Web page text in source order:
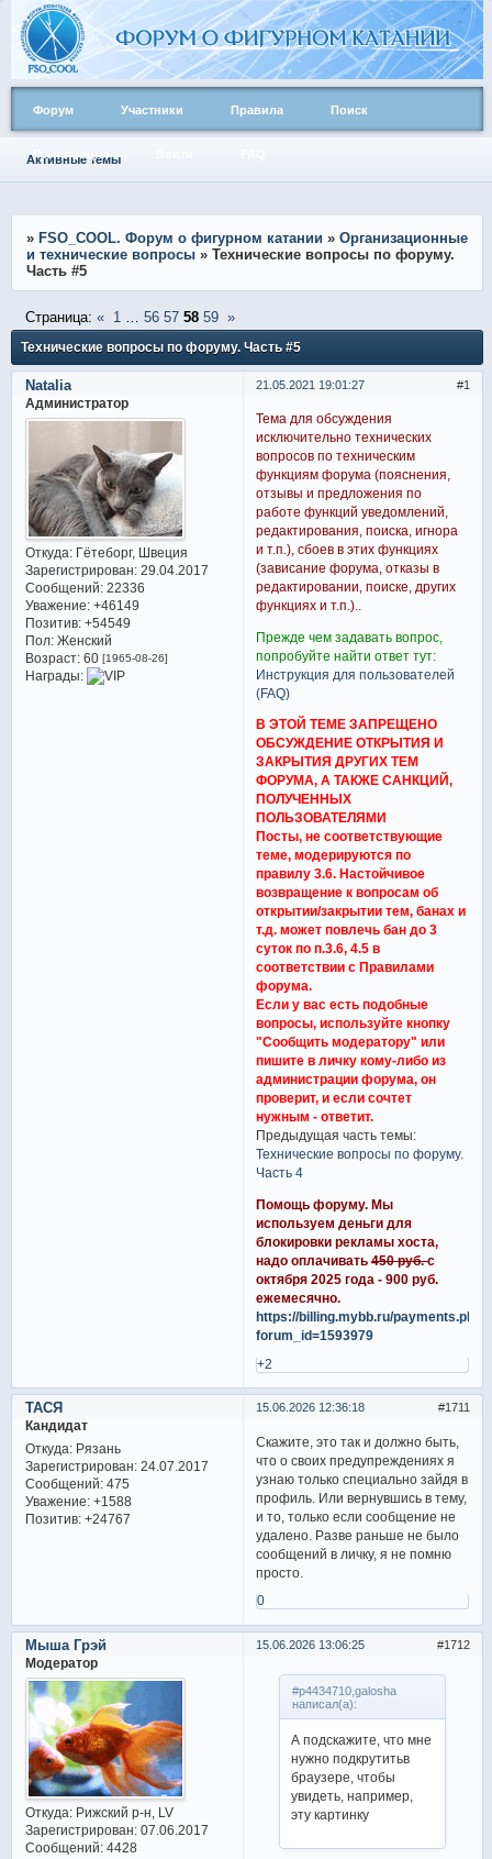
Форум Участники Правила Поиск
Активные темы
» FSO_COOL. Форум о фигурном катании » Организационные
и технические вопросы » Технические вопросы по форуму.
Часть #5
Технические вопросы по форуму. Часть #5
Страница: « 1 56 57 58 59 »
1
21.05.2021 19:01:27
Natalia
Администратор
Откуда:Гётеборг, Швеция
Зарегистрирован: 29.04.2017
Сообщений:22336
Уважение: +46149
Позитив: +54549
Пол:Женский
Возраст:60 [1965-08-26]
Награды:
Тема для обсуждения
исключительно технических
вопросов по техническим
функциям форума (пояснения,
отзывы и предложения по
работе функций уведомлений,
редактирования, поиска, игнора
и т.п.), сбоев в этих функциях
(зависание форума, отказы в
редактировании, поиске, других
функциях и т.п.).
Прежде чем задавать вопрос,
попробуйте найти ответ тут:
Инструкция для пользователей
(FAQ)
В ЭТОЙ ТЕМЕ ЗАПРЕЩЕНО
ОБСУЖДЕНИЕ ОТКРЫТИЯ И
ЗАКРЫТИЯ ДРУГИХ ТЕМ
ФОРУМА, А ТАКЖЕ САНКЦИЙ,
ПОЛУЧЕННЫХ
ПОЛЬЗОВАТЕЛЯМИ
Посты, не соответствующие
теме, модерируются по
правилу 3.6. Настойчивое
возвращение к вопросам об
открытии/закрытии тем, банах и
т.д. может повлечь бан до 3
суток по п.3.6, 4.5 в
соответствии с Правилами
форума.
Если у вас есть подобные
вопросы, используйте кнопку
"Сообщить модератору" или
пишите в личку кому-либо из
администрации форума, он
проверит, и если сочтет
нужным - ответит.
Предыдущая часть темы:
Технические вопросы по форуму.
Часть 4
Помощь форуму. Мы
используем деньги для
блокировки рекламы хоста,
надо оплачивать450 руб.с
октября 2025 года - 900 руб.
ежемесячно.
https://billing.mybb.ru/payments.php?
forum_id=1593979
+2
1711
15.06.2026 12:36:18
ТАСЯ
Кандидат
Откуда:Рязань
Зарегистрирован: 24.07.2017
Сообщений:475
Уважение: +1588
Позитив: +24767
Скажите, это так и должно быть,
что о своих предупреждениях я
узнаю только специально зайдя в
профиль. Или вернувшись в тему,
и то, только если сообщение не
удалено. Разве раньше не было
сообщений в личку, я не помню
просто.
0
1712
15.06.2026 13:06:25
Мыша Грэй
Модератор
Откуда:Рижский р-н, LV
Зарегистрирован: 07.06.2017
Сообщений:4428
#p4434710,galosha
написал(а):
А подскажите, что мне
нужно подкрутитьв
браузере, чтобы
увидеть, например,
эту картинку